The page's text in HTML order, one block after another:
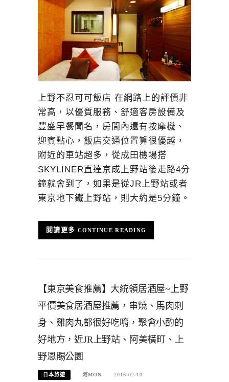
上野不忍可可飯店 在網路上的評價非
常高，以優質服務、舒適客房設備及
豐盛早餐聞名，房間內還有按摩機、
迎賓點心，飯店交通位置算很優越，
附近的車站超多，從成田機場搭
SKYLINER直達京成上野站後走路4分
鐘就會到了，如果是從JR上野站或者
東京地下鐵上野站，則大約是5分鐘。
CONTINUE READING
【東京美食推薦】大統領居酒屋~上野
平價美食居酒屋推薦，串燒、馬肉刺
身、雞肉丸都很好吃唷，聚會小酌的
好地方，近JR上野站、阿美橫町、上
野恩賜公園
日本旅遊 阿MON 2016-02-10